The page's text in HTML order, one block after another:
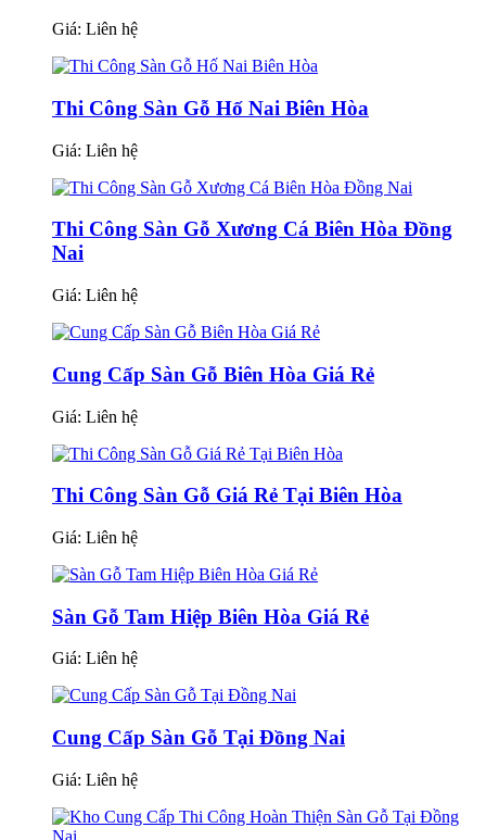
Giá: Liên hệ
Thi Công Sàn Gỗ Hố Nai Biên Hòa
Giá: Liên hệ
Thi Công Sàn Gỗ Xương Cá Biên Hòa Đồng
Nai
Giá: Liên hệ
Cung Cấp Sàn Gỗ Biên Hòa Giá Rẻ
Giá: Liên hệ
Thi Công Sàn Gỗ Giá Rẻ Tại Biên Hòa
Giá: Liên hệ
Sàn Gỗ Tam Hiệp Biên Hòa Giá Rẻ
Giá: Liên hệ
Cung Cấp Sàn Gỗ Tại Đồng Nai
Giá: Liên hệ